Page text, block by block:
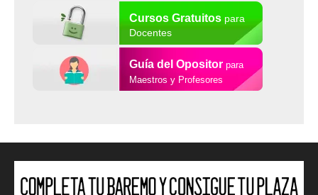
Cursos Gratuitospara
Docentes
Guía del Opositor para
Maestros y Profesores